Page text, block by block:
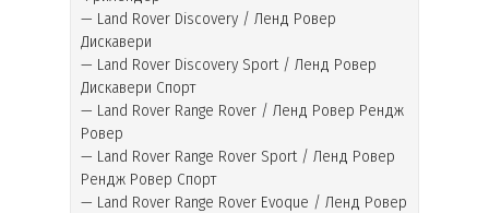
— Land Rover Discovery / Ленд Ровер
Дискавери
— Land Rover Discovery Sport / Ленд Ровер
Дискавери Спорт
— Land Rover Range Rover / Ленд Ровер Рендж
Ровер
— Land Rover Range Rover Sport / Ленд Ровер
Рендж Ровер Спорт
— Land Rover Range Rover Evoque / Ленд Ровер